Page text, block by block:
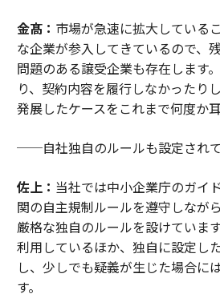
金髙： 市場が急速に拡大している
な企業が参入してきているので、
問題のある譲受企業も存在します
り、契約内容を履行しなかったり
発展したケースをこれまで何度か
──自社独自のルールも設定されて
佐上： 当社では中小企業庁のガイ
関の自主規制ルールを遵守しなが
厳格な独自のルールを設けていま
利用しているほか、独自に設定し
し、少しでも疑義が生じた場合に
す。